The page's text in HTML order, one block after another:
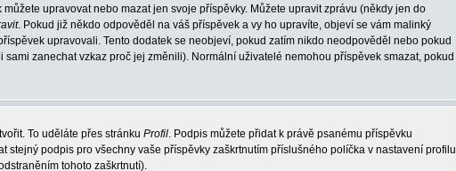
upravovat nebo mazat jen svoje příspěvky. Můžete upravit zprávu (někdy jen do
. Pokud již někdo odpověděl na váš příspěvek a vy ho upravíte, objeví se vám malinký
upravovali. Tento dodatek se neobjeví, pokud zatím nikdo neodpověděl nebo pokud
zanechat vzkaz proč jej změnili). Normální uživatelé nemohou příspěvek smazat, pokud
To uděláte přes stránku Profil. Podpis můžete přidat k právě psanému příspěvku
stejný podpis pro všechny vaše příspěvky zaškrtnutím příslušného políčka v nastavení profilu
tohoto zaškrtnutí).